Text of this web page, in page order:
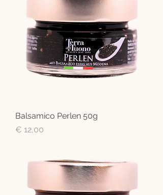
Balsamico Perlen 50g
Preis
€ 12,00